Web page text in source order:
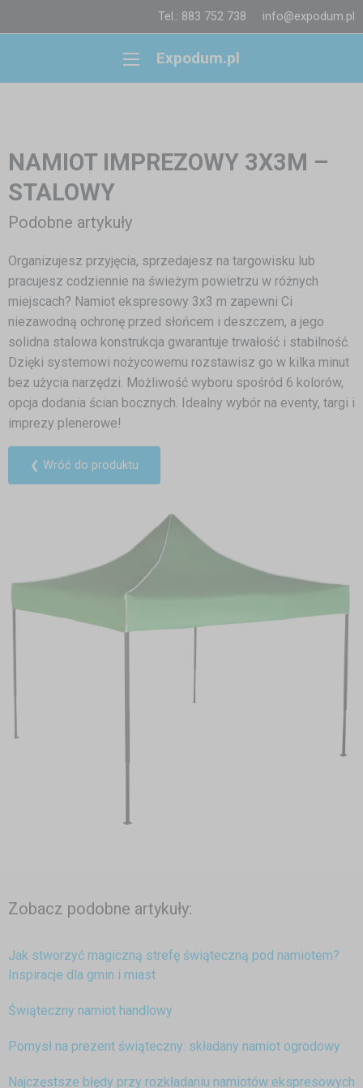
Tel.: 883 752 738 info@expodum.pl
Expodum.pl
NAMIOT IMPREZOWY 3X3M –
STALOWY
Podobne artykuły
Organizujesz przyjęcia, sprzedajesz na targowisku lub
pracujesz codziennie na świeżym powietrzu w różnych
miejscach? Namiot ekspresowy 3x3 m zapewni Ci
niezawodną ochronę przed słońcem i deszczem, a jego
solidna stalowa konstrukcja gwarantuje trwałość i stabilność.
Dzięki systemowi nożycowemu rozstawisz go w kilka minut
bez użycia narzędzi. Możliwość wyboru spośród 6 kolorów,
opcja dodania ścian bocznych. Idealny wybór na eventy, targi i
imprezy plenerowe!
❮ Wróć do produktu
Zobacz podobne artykuły:
Jak stworzyć magiczną strefę świąteczną pod namiotem?
Inspiracje dla gmin i miast
Świąteczny namiot handlowy
Pomysł na prezent świąteczny: składany namiot ogrodowy
Najczęstsze błędy przy rozkładaniu namiotów ekspresowych